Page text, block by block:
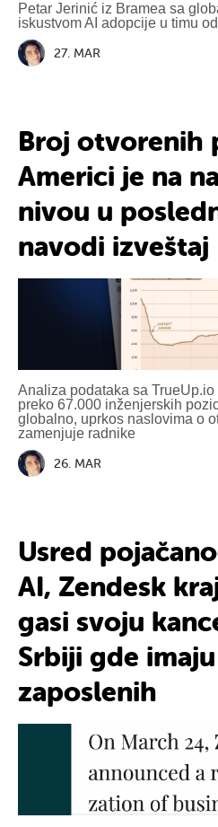
Petar Jerinić iz Bramea sa
iskustvom AI adopcije u timu
27. MAR
Broj otvorenih
Americi je na
nivou u
navodi izveštaj
Analiza podataka sa
preko 67.000 inženjerskih
globalno, uprkos naslovima o
zamenjuje radnike
26. MAR
Usred
AI, Zendesk
gasi svoju
Srbiji gde
zaposlenih